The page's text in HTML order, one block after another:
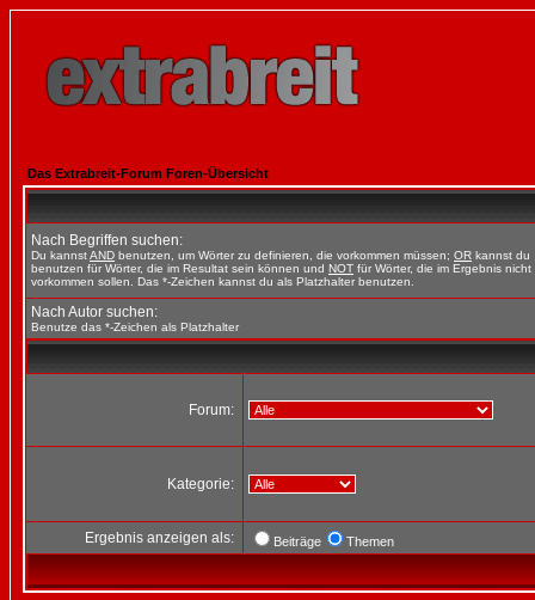
Das Extrabreit-Forum Foren-Übersicht
Nach Begriffen suchen:
Du kannstAND benutzen, um Wörter zu definieren, die vorkommen müssen; OR kannst du
benutzen für Wörter, die im Resultat sein können und NOT für Wörter, die im Ergebnis nicht
vorkommen sollen. Das *-Zeichen kannst du als Platzhalter benutzen.
Nach Autor suchen:
Benutze das *-Zeichen als Platzhalter
Forum:
Kategorie:
Ergebnis anzeigen als: Beiträge Themen